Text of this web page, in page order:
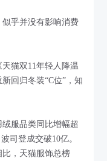
乎并没有影响消费
猫双11年轻人降温
回归冬装“C位”，知
服品类同比增幅超
司登成交破10亿。
，天猫服饰总榜